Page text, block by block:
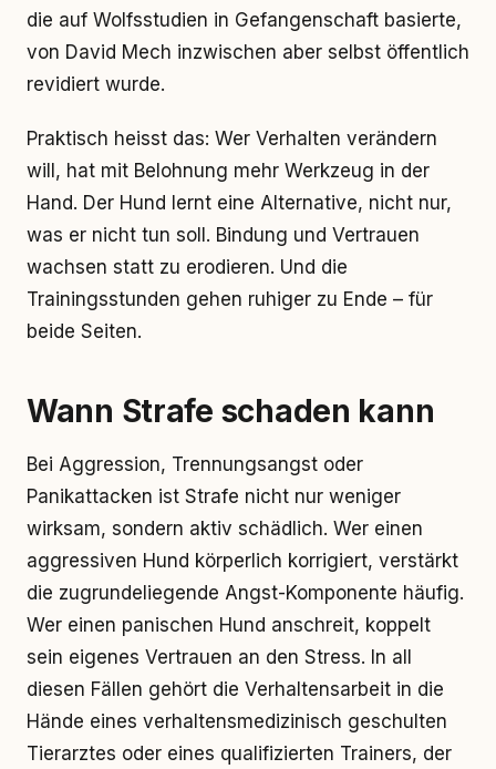
die auf Wolfsstudien in Gefangenschaft basierte,
von David Mech inzwischen aber selbst öffentlich
revidiert wurde.
Praktisch heisst das: Wer Verhalten verändern
will, hat mit Belohnung mehr Werkzeug in der
Hand. Der Hund lernt eine Alternative, nicht nur,
was er nicht tun soll. Bindung und Vertrauen
wachsen statt zu erodieren. Und die
Trainingsstunden gehen ruhiger zu Ende – für
beide Seiten.
Wann Strafe schaden kann
Bei Aggression, Trennungsangst oder
Panikattacken ist Strafe nicht nur weniger
wirksam, sondern aktiv schädlich. Wer einen
aggressiven Hund körperlich korrigiert, verstärkt
die zugrundeliegende Angst-Komponente häufig.
Wer einen panischen Hund anschreit, koppelt
sein eigenes Vertrauen an den Stress. In all
diesen Fällen gehört die Verhaltensarbeit in die
Hände eines verhaltensmedizinisch geschulten
Tierarztes oder eines qualifizierten Trainers, der